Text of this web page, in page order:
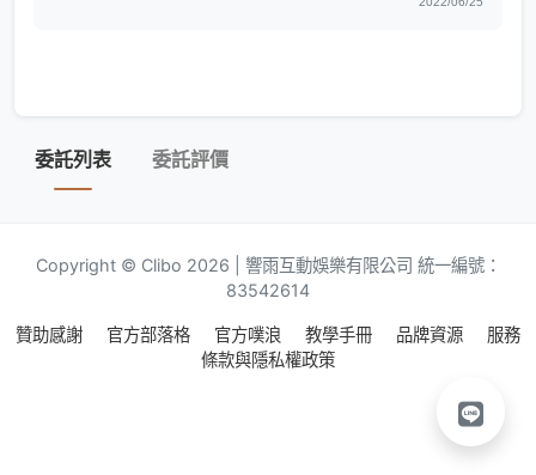
委託列表 委託評價
Copyright © Clibo 2026 | 響雨互動娛樂有限公司 統一編號：
83542614
贊助感謝 官方部落格 官方噗浪 教學手冊 品牌資源
服務
條款與隱私權政策